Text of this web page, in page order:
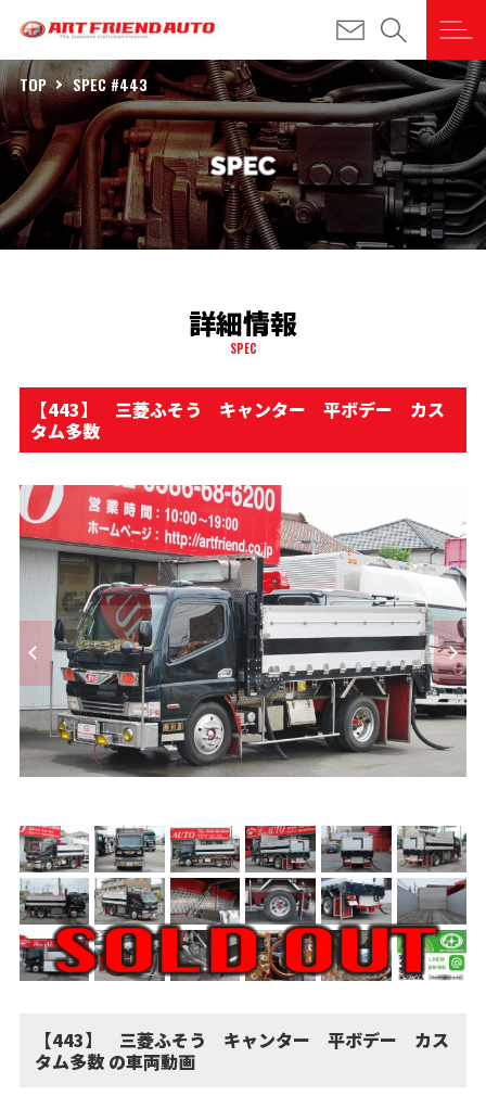
TOP SPEC #443
詳細情報
SPEC
【443】 三菱ふそう キャンター 平ボデー カス
タム多数
【443】 三菱ふそう キャンター 平ボデー カス
タム多数 の車両動画